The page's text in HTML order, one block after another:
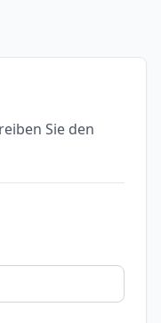
Sie den